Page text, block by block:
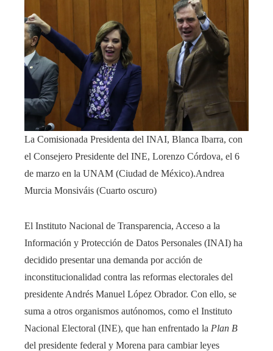
La Comisionada Presidenta del INAI, Blanca Ibarra, con
el Consejero Presidente del INE, Lorenzo Córdova, el 6
de marzo en la UNAM (Ciudad de México).Andrea
Murcia Monsiváis (Cuarto oscuro)
El Instituto Nacional de Transparencia, Acceso a la
Información y Protección de Datos Personales (INAI) ha
decidido presentar una demanda por acción de
inconstitucionalidad contra las reformas electorales del
presidente Andrés Manuel López Obrador. Con ello, se
suma a otros organismos autónomos, como el Instituto
Nacional Electoral (INE), que han enfrentado la Plan B
del presidente federal y Morena para cambiar leyes